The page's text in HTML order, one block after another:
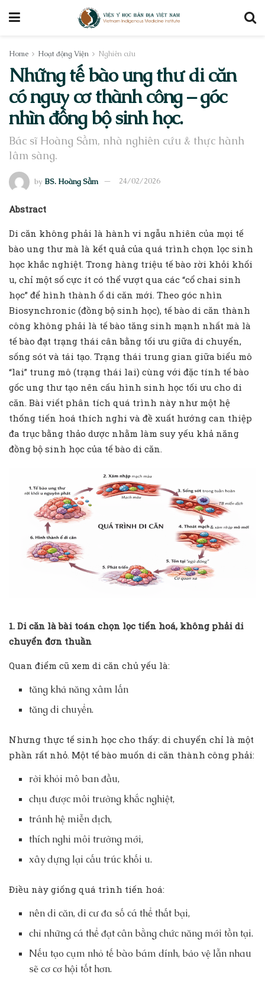
Home Hoạt động Viện Nghiên cứu
Những tế bào ung thư di căn
có nguy cơ thành công – góc
nhìn đồng bộ sinh học.
Bác sĩ Hoàng Sầm, nhà nghiên cứu & thực hành
lâm sàng.
by BS. Hoàng Sầm 24/02/2026
Abstract
Di căn không phải là hành vi ngẫu nhiên của mọi tế
bào ung thư mà là kết quả của quá trình chọn lọc sinh
học khắc nghiệt. Trong hàng triệu tế bào rời khỏi khối
u, chỉ một số cực ít có thể vượt qua các “cổ chai sinh
học” để hình thành ổ di căn mới. Theo góc nhìn
Biosynchronic (đồng bộ sinh học), tế bào di căn thành
công không phải là tế bào tăng sinh mạnh nhất mà là
tế bào đạt trạng thái cân bằng tối ưu giữa di chuyển,
sống sót và tái tạo. Trạng thái trung gian giữa biểu mô
“lai” trung mô (trạng thái lai) cùng với đặc tính tế bào
gốc ung thư tạo nên cấu hình sinh học tối ưu cho di
căn. Bài viết phân tích quá trình này như một hệ
thống tiến hoá thích nghi và đề xuất hướng can thiệp
đa trục bằng thảo dược nhằm làm suy yếu khả năng
đồng bộ sinh học của tế bào di căn.
1. Di căn là bài toán chọn lọc tiến hoá, không phải di
chuyển đơn thuần
Quan điểm cũ xem di căn chủ yếu là:
tăng khả năng xâm lấn
tăng di chuyển.
Nhưng thực tế sinh học cho thấy: di chuyển chỉ là một
phần rất nhỏ. Một tế bào muốn di căn thành công phải:
rời khỏi mô ban đầu,
chịu được môi trường khắc nghiệt,
tránh hệ miễn dịch,
thích nghi môi trường mới,
xây dựng lại cấu trúc khối u.
Điều này giống quá trình tiến hoá:
nên di căn, di cư đa số cá thể thất bại,
chỉ những cá thể đạt cân bằng chức năng mới tồn tại.
Nếu tạo cụm nhỏ tế bào bám dính, bảo vệ lẫn nhau
sẽ cơ cơ hội tốt hơn.